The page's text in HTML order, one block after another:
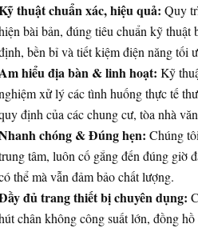
thuật chuẩn xác, hiệu quả: Quy
bài bản, đúng tiêu chuẩn kỹ
bền bỉ và tiết kiệm điện năng tối
hiểu địa bàn & linh hoạt: Kỹ
xử lý các tình huống thực tế
định của các chung cư, tòa nhà
chóng & Đúng hẹn: Chúng
tâm, luôn cố gắng đến đúng giờ
thể mà vẫn đảm bảo chất lượng.
đủ trang thiết bị chuyên dụng:
chân không công suất lớn, đồng